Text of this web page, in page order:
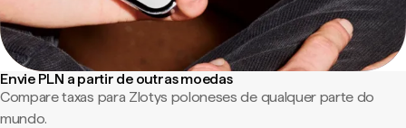
Envie PLN a partir de outras moedas
Compare taxas para Zlotys poloneses de qualquer parte do
mundo.